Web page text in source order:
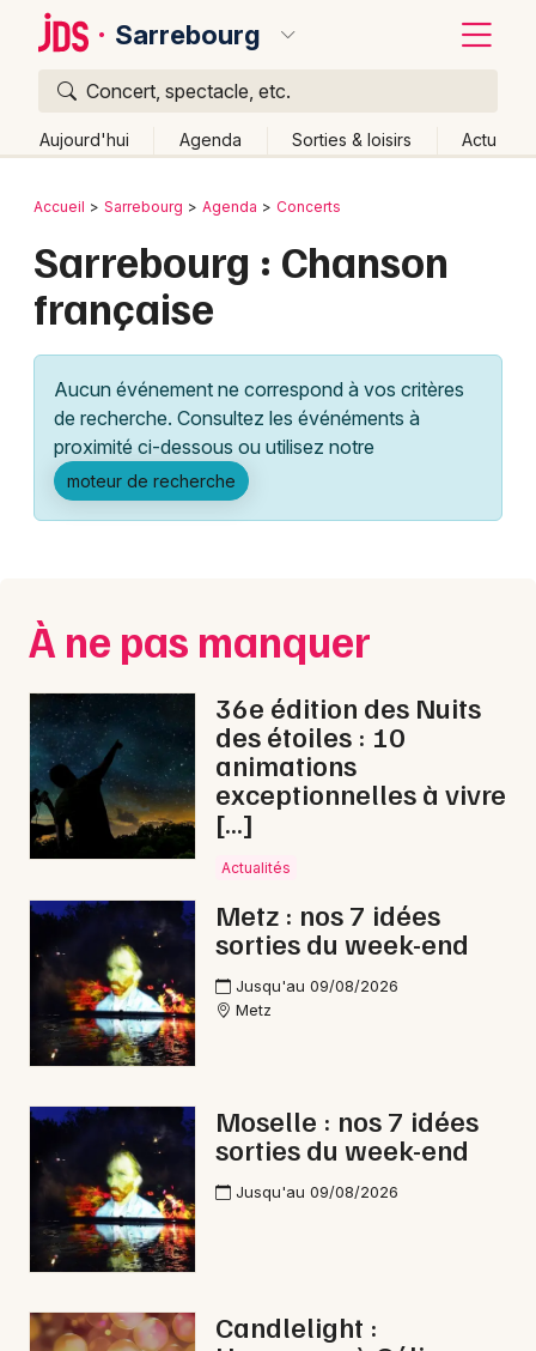
Sarrebourg
Concert, spectacle, etc.
Aujourd'hui Agenda Sorties & loisirs Actu
Publier un événement
Grands événements
Activité & Expérience
Manifestations
Foires & salons
Concerts
Sports
Soirées
Sorties famille
Sorties & loisirs
Chanson française en Moselle
Chanson française en Lorraine
Chanson française dans le Grand Est
Newsletter des sorties
Bordeaux
Colmar
Lille
Lyon
Marseille
Mulhouse
Nice
Paris
Strasbourg
Toulouse
Toutes les villes
Retour
Accueil Sarrebourg Agenda Concerts
Sarrebourg : Chanson
française
Aucun événement ne correspond à vos critères
de recherche. Consultez les événéments à
proximité ci-dessous ou utilisez notre
moteur de recherche
À ne pas manquer
36e édition des Nuits
des étoiles : 10
animations
exceptionnelles à vivre
[…]
Actualités
Metz : nos 7 idées
sorties du week-end
Jusqu'au 09/08/2026
Metz
Moselle : nos 7 idées
sorties du week-end
Jusqu'au 09/08/2026
Candlelight :
Quoi ?
Où ?
Partout
Près de moi Changer de lieu
Quand ?
Aujourd'hui
Demain Ce week-end Autre